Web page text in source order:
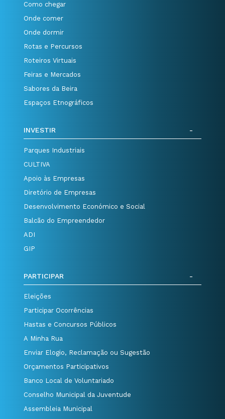
Como chegar
Onde comer
Onde dormir
Rotas e Percursos
Roteiros Virtuais
Feiras e Mercados
Sabores da Beira
Espaços Etnográficos
INVESTIR
Parques Industriais
CULTIVA
Apoio às Empresas
Diretório de Empresas
Desenvolvimento Económico e Social
Balcão do Empreendedor
ADI
GIP
PARTICIPAR
Eleições
Participar Ocorrências
Hastas e Concursos Públicos
A Minha Rua
Enviar Elogio, Reclamação ou Sugestão
Orçamentos Participativos
Banco Local de Voluntariado
Conselho Municipal da Juventude
Assembleia Municipal